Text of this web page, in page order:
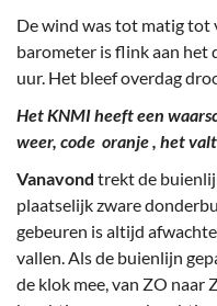
De wind was tot matig tot
barometer is flink aan het
uur. Het bleef overdag
Het KNMI heeft een
weer, code oranje , het
Vanavond trekt de
plaatselijk zware
gebeuren is altijd
vallen. Als de buienlijn
de klok mee, van ZO